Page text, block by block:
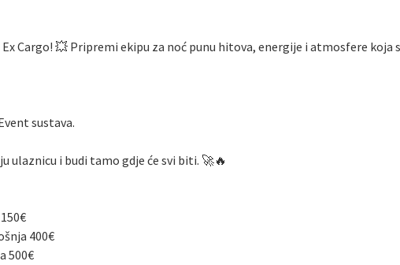
Cargo! 💥 Pripremi ekipu za noć punu hitova, energije i atmosfere koja
sustava.
ulaznicu i budi tamo gdje će svi biti. 🚀🔥
400€
500€